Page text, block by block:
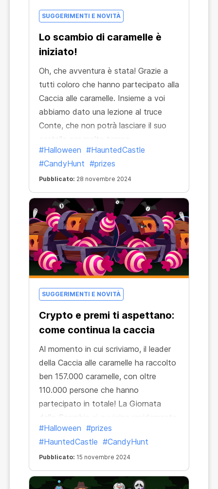
SUGGERIMENTI E NOVITÀ
Lo scambio di caramelle è
iniziato!
Oh, che avventura è stata! Grazie a
tutti coloro che hanno partecipato alla
Caccia alle caramelle. Insieme a voi
abbiamo dato una lezione al truce
Conte, che non potrà lasciare il suo
castello per molto tempo.
#Halloween #HauntedCastle
#CandyHunt #prizes
Pubblicato: 28 novembre 2024
SUGGERIMENTI E NOVITÀ
Crypto e premi ti aspettano:
come continua la caccia
Al momento in cui scriviamo, il leader
della Caccia alle caramelle ha raccolto
ben 157.000 caramelle, con oltre
110.000 persone che hanno
partecipato in totale! La Giornata
dello Scambio si avvicina rapidamente,
così come l'estrazione di 13 preziosi
premi!
#Halloween #prizes
#HauntedCastle #CandyHunt
Pubblicato: 15 novembre 2024